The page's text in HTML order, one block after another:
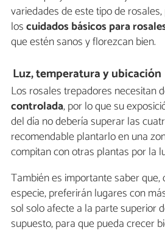
variedades de este tipo de
loscuidados básicos para
que estén sanos y florezcan bien.
Luz, temperatura y ubicación
Los rosales trepadores necesitan
controlada, por lo que su
del día no debería superar las
recomendable plantarlo en una
compitan con otras plantas por la
También es importante saber que,
especie, preferirán lugares con
sol solo afecte a la parte superior
supuesto, para que pueda crecer